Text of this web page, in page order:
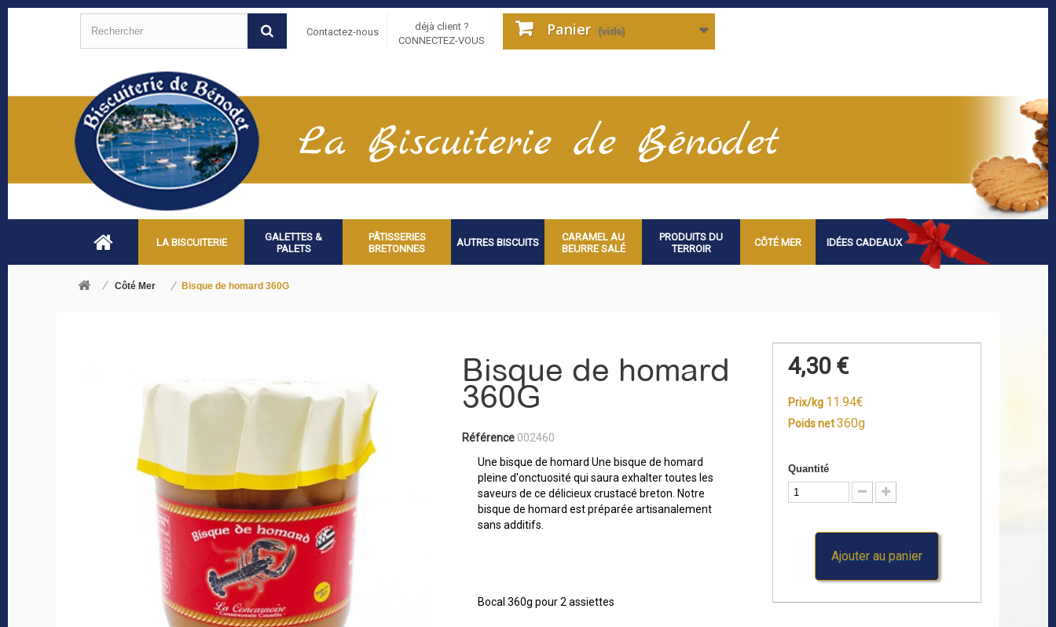
Contactez-nous
déjà client ?
CONNECTEZ-VOUS
Panier (vide)
LA BISCUITERIE
GALETTES &
PALETS
PÂTISSERIES
BRETONNES
AUTRES BISCUITS
CARAMEL AU
BEURRE SALÉ
PRODUITS DU
TERROIR
CÔTÉ MER IDÉES CADEAUX
Côté Mer Bisque de homard 360G
Bisque de homard
360G
Référence 002460
Une bisque de homard Une bisque de homard
pleine d'onctuosité qui saura exhalter toutes les
saveurs de ce délicieux crustacé breton. Notre
bisque de homard est préparée artisanalement
sans additifs.
Bocal 360g pour 2 assiettes
4,30 €
Prix/kg 11.94€
Poids net360g
Quantité
Ajouter au panier